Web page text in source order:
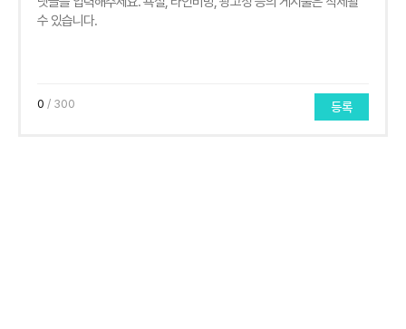
0 / 300 등록